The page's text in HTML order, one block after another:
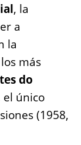
, la
a
la
más
do
el único
(1958,